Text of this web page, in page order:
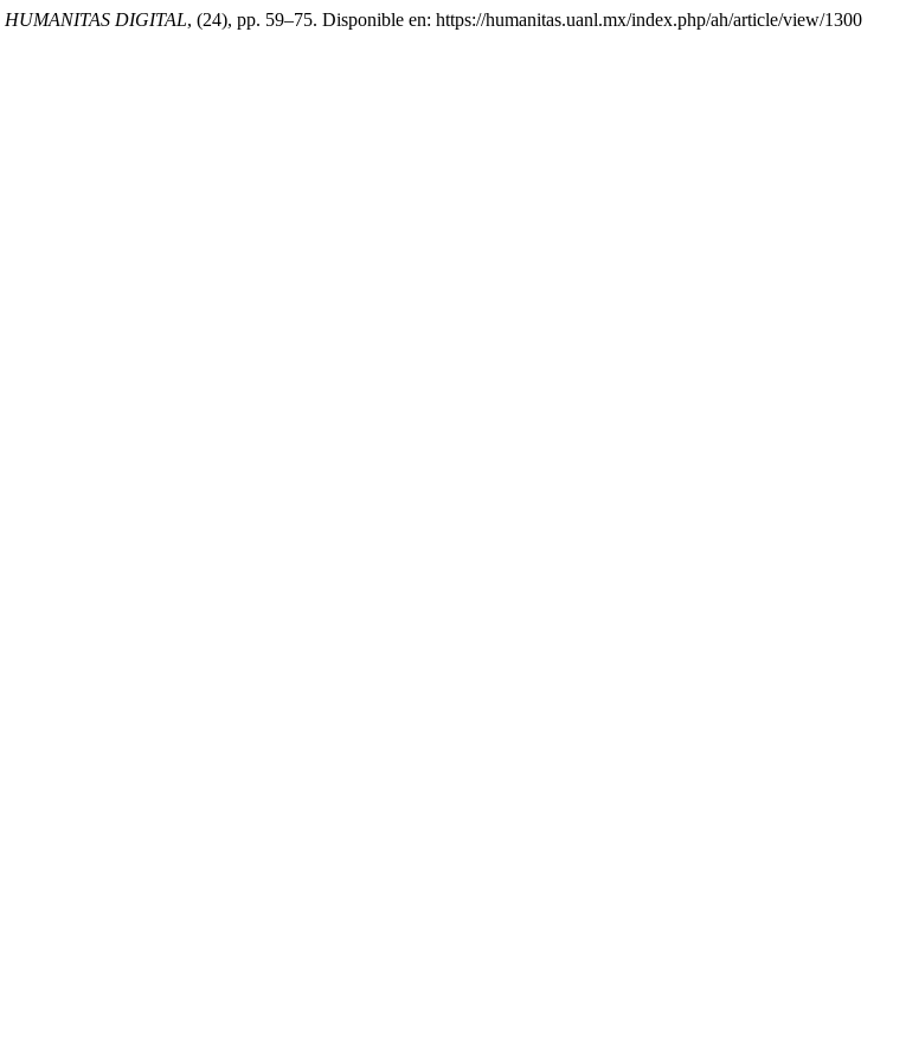
HUMANITAS DIGITAL, (24), pp. 59–75. Disponible en: https://humanitas.uanl.mx/index.php/ah/article/view/1300